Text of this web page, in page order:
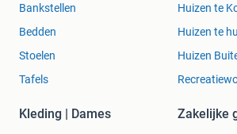
Bankstellen
Bedden
Stoelen
Tafels
Huizen te
Huizen te
Huizen
Kleding | Dames Zakelijke